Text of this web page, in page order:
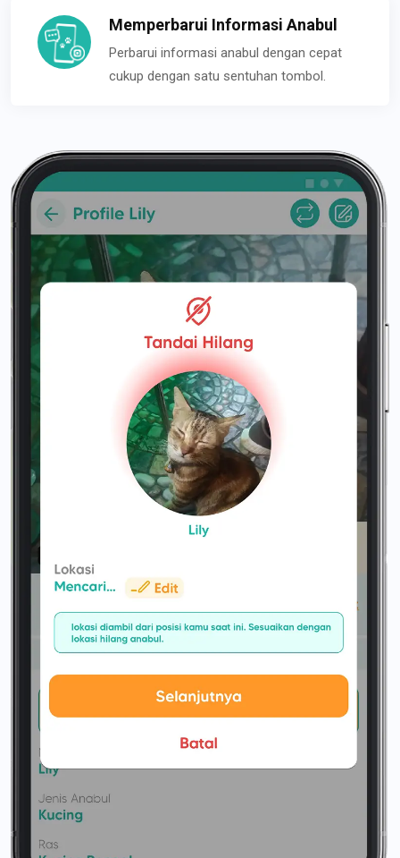
Memperbarui Informasi Anabul
Perbarui informasi anabul dengan cepat
cukup dengan satu sentuhan tombol.